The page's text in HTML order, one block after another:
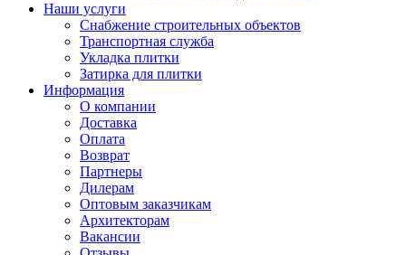
Наши услуги
Снабжение строительных объектов
Транспортная служба
Укладка плитки
Затирка для плитки
Информация
О компании
Доставка
Оплата
Возврат
Партнеры
Дилерам
Оптовым заказчикам
Архитекторам
Вакансии